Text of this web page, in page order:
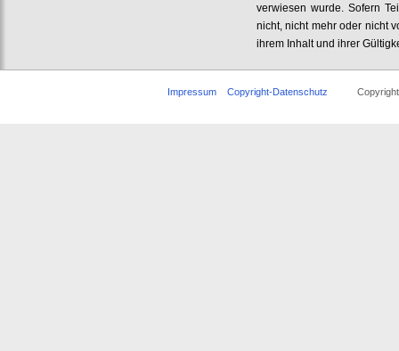
verwiesen wurde. Sofern
nicht, nicht mehr oder nicht
ihrem Inhalt und ihrer
Impressum Copyright-Datenschutz Copyright ©